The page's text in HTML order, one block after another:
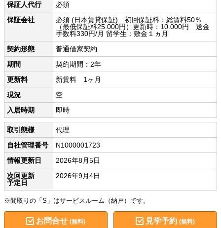
保証人代行
必須
保証会社
必須 (日本賃貸保証) 初回保証料：総賃料50％
（最低保証料25.000円）更新時：10.000円 送金
手数料330円/月 留学生：敷金１ヵ月
契約形態
普通借家契約
期間
契約期間：2年
更新料
新賃料 1ヶ月
現況
空
入居時期
即時
取引態様
代理
自社管理番号
N1000001723
情報更新日
2026年8月5日
次回更新
予定日
2026年9月4日
※間取りの「S」はサービスルーム（納戸）です。
お問合せ (無料) 見学予約(無料)